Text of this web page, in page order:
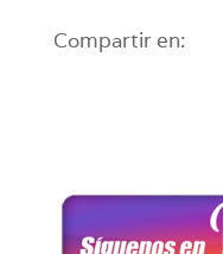
Compartir en: